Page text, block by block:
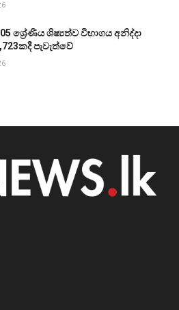
ශ්‍රේණිය ශිෂ්‍යත්ව විභාගය අනිද්දා
පැවැත්වේ